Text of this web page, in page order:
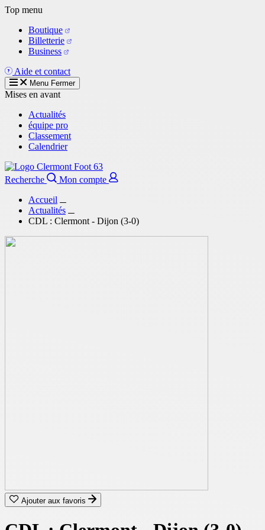
Aller
contenu
principal
Top menu
Boutique
Billetterie
Business
Aide et contact
Menu Fermer
Mises en avant
Actualités
équipe pro
Classement
Calendrier
Recherche
Mon compte
Accueil
Actualités
CDL : Clermont - Dijon (3-0)
Ajouter aux favoris